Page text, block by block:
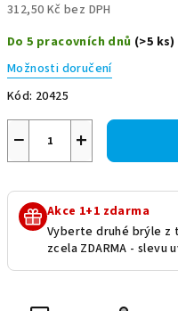
312,50 Kč bez DPH
cena:
Do 5 pracovních dnů (>5 ks)
Možnosti doručení
Kód: 20425
+
−
Akce 1+1 zdarma
Vyberte druhé brýle
zcela ZDARMA - slevu